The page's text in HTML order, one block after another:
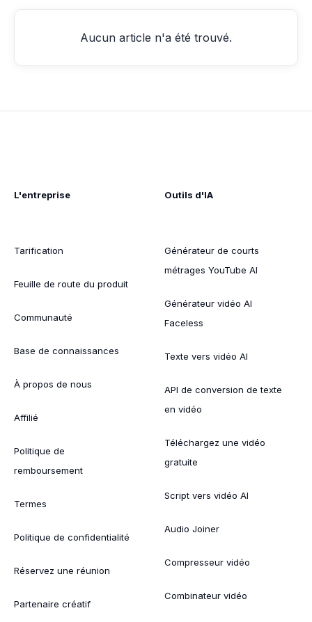
Aucun article n'a été trouvé.
L'entreprise
Tarification
Feuille de route du produit
Communauté
Base de connaissances
À propos de nous
Affilié
Politique de
remboursement
Termes
Politique de confidentialité
Réservez une réunion
Partenaire créatif
Outils d'IA
Générateur de courts
métrages YouTube AI
Générateur vidéo AI
Faceless
Texte vers vidéo AI
API de conversion de texte
en vidéo
Téléchargez une vidéo
gratuite
Script vers vidéo AI
Audio Joiner
Compresseur vidéo
Combinateur vidéo